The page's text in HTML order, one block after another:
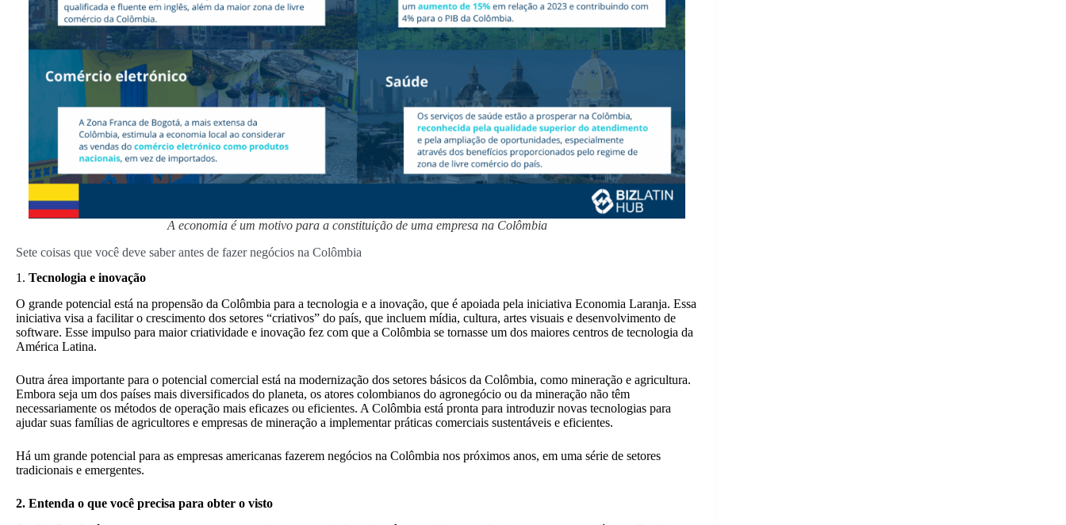
A economia é um motivo para a constituição de uma empresa na Colômbia
Sete coisas que você deve saber antes de fazer negócios na Colômbia
1. Tecnologia e inovação
O grande potencial está na propensão da Colômbia para a tecnologia e a inovação, que é apoiada pela iniciativa Economia Laranja. Essa
iniciativa visa a facilitar o crescimento dos setores “criativos” do país, que incluem mídia, cultura, artes visuais e desenvolvimento de
software. Esse impulso para maior criatividade e inovação fez com que a Colômbia se tornasse um dos maiores centros de tecnologia da
América Latina.
Outra área importante para o potencial comercial está na modernização dos setores básicos da Colômbia, como mineração e agricultura.
Embora seja um dos países mais diversificados do planeta, os atores colombianos do agronegócio ou da mineração não têm
necessariamente os métodos de operação mais eficazes ou eficientes. A Colômbia está pronta para introduzir novas tecnologias para
ajudar suas famílias de agricultores e empresas de mineração a implementar práticas comerciais sustentáveis e eficientes.
Há um grande potencial para as empresas americanas fazerem negócios na Colômbia nos próximos anos, em uma série de setores
tradicionais e emergentes.
2. Entenda o que você precisa para obter o visto